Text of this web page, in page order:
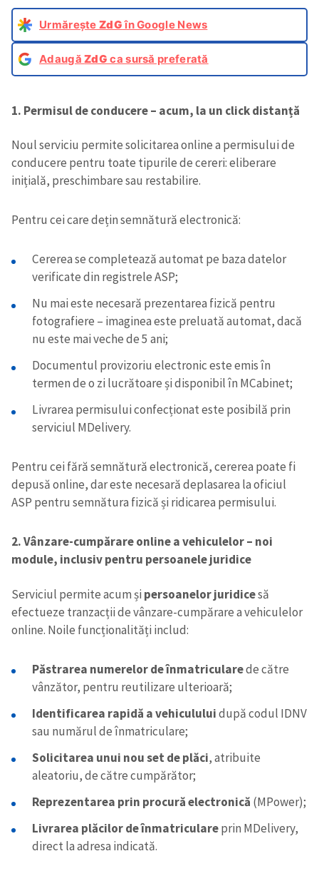
Urmărește ZdGîn Google News
AdaugăZdG ca sursă preferată
1. Permisul de conducere – acum, la un click distanță
Noul serviciu permite solicitarea online a permisului de
conducere pentru toate tipurile de cereri: eliberare
inițială, preschimbare sau restabilire.
Pentru cei care dețin semnătură electronică:
Cererea se completează automat pe baza datelor
verificate din registrele ASP;
Nu mai este necesară prezentarea fizică pentru
fotografiere – imaginea este preluată automat, dacă
nu este mai veche de 5 ani;
Documentul provizoriu electronic este emis în
termen de o zi lucrătoare și disponibil în MCabinet;
Livrarea permisului confecționat este posibilă prin
serviciul MDelivery.
Pentru cei fără semnătură electronică, cererea poate fi
depusă online, dar este necesară deplasarea la oficiul
ASP pentru semnătura fizică și ridicarea permisului.
2. Vânzare-cumpărare online a vehiculelor – noi
module, inclusiv pentru persoanele juridice
Serviciul permite acum șipersoanelor juridicesă
efectueze tranzacții de vânzare-cumpărare a vehiculelor
online. Noile funcționalități includ:
Păstrarea numerelor de înmatricularede către
vânzător, pentru reutilizare ulterioară;
Identificarea rapidă a vehicululuidupă codul IDNV
sau numărul de înmatriculare;
Solicitarea unui nou set de plăci, atribuite
aleatoriu, de către cumpărător;
Reprezentarea prin procură electronică (MPower);
Livrarea plăcilor de înmatriculareprin MDelivery,
direct la adresa indicată.